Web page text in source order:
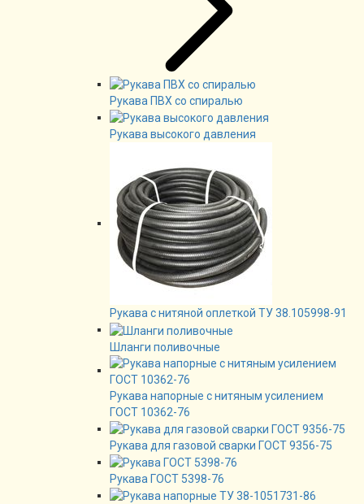
Рукава ПВХ со спиралью
Рукава высокого давления
Рукава с нитяной оплеткой ТУ 38.105998-91
Шланги поливочные
Рукава напорные с нитяным усилением
ГОСТ 10362-76
Рукава для газовой сварки ГОСТ 9356-75
Рукава ГОСТ 5398-76